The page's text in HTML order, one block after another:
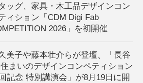
ッグ、家具・木工品デザインコン
ィション「CDM Digi Fab
2026」を初開催
美子や藤本壮介らが登壇、「長谷
まいのデザインコンペティション
記念 特別講演会」が8月19日に開